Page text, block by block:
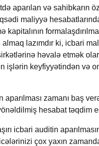
aparılan və sahibkarın
maliyyə
lazımdır ki, icbari
həvalə etmək
işlərin keyfiyyətindən və
zamanı baş
hesabat təqdim
icbari auditin
çox yaxın